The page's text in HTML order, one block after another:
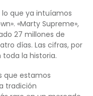
que ya intuíamos
«Marty Supreme»,
27 millones de
días. Las cifras, por
la historia.
que estamos
tradición